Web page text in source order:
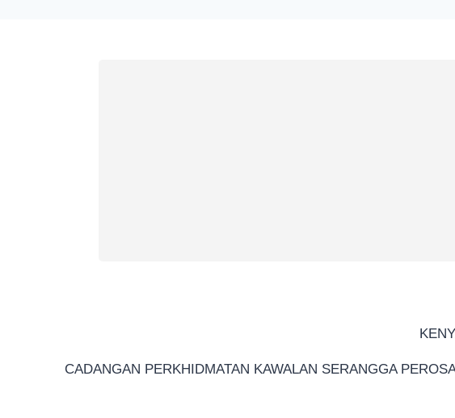
CADANGAN PERKHIDMATAN KAWALAN SERANGGA